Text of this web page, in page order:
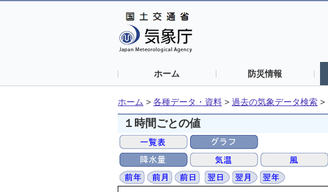
ホーム 防災情報
ホーム > 各種データ・資料 > 過去の気象データ検索 >
１時間ごとの値